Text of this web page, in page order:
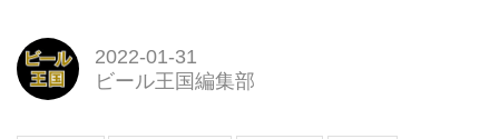
2022-01-31
ビール王国編集部